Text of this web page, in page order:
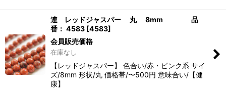
連 レッドジャスパー 丸 8mm 品
番： 4583 [4583]
会員販売価格
在庫なし
【レッドジャスパー】 色合い/赤・ピンク系 サイ
ズ/8mm 形状/丸 価格帯/〜500円 意味合い/【健
康】